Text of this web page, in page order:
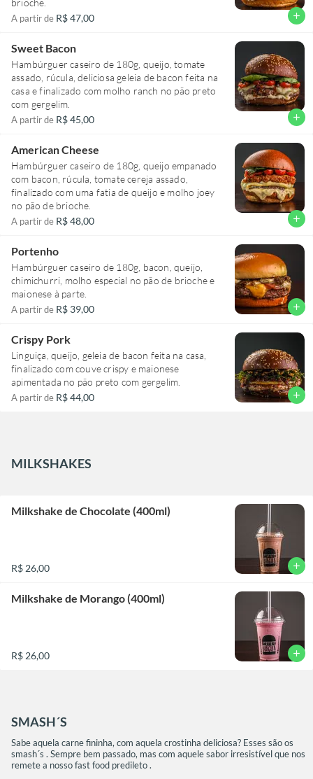
A partir de R$ 47,00 add
Sweet Bacon
Hambúrguer caseiro de 180g, queijo, tomate
assado, rúcula, deliciosa geleia de bacon feita na
casa e finalizado com molho ranch no pão preto
com gergelim.
A partir de R$ 45,00 add
American Cheese
Hambúrguer caseiro de 180g, queijo empanado
com bacon, rúcula, tomate cereja assado,
finalizado com uma fatia de queijo e molho joey
no pão de brioche.
A partir de R$ 48,00 add
Portenho
Hambúrguer caseiro de 180g, bacon, queijo,
chimichurri, molho especial no pão de brioche e
maionese à parte.
A partir de R$ 39,00 add
Crispy Pork
Linguiça, queijo, geleia de bacon feita na casa,
finalizado com couve crispy e maionese
apimentada no pão preto com gergelim.
A partir de R$ 44,00 add
MILKSHAKES
Milkshake de Chocolate (400ml)
R$ 26,00 add
Milkshake de Morango (400ml)
R$ 26,00 add
SMASH´S
Sabe aquela carne fininha, com aquela crostinha deliciosa? Esses são os
smash´s . Sempre bem passado, mas com aquele sabor irresistível que nos
remete a nosso fast food predileto .